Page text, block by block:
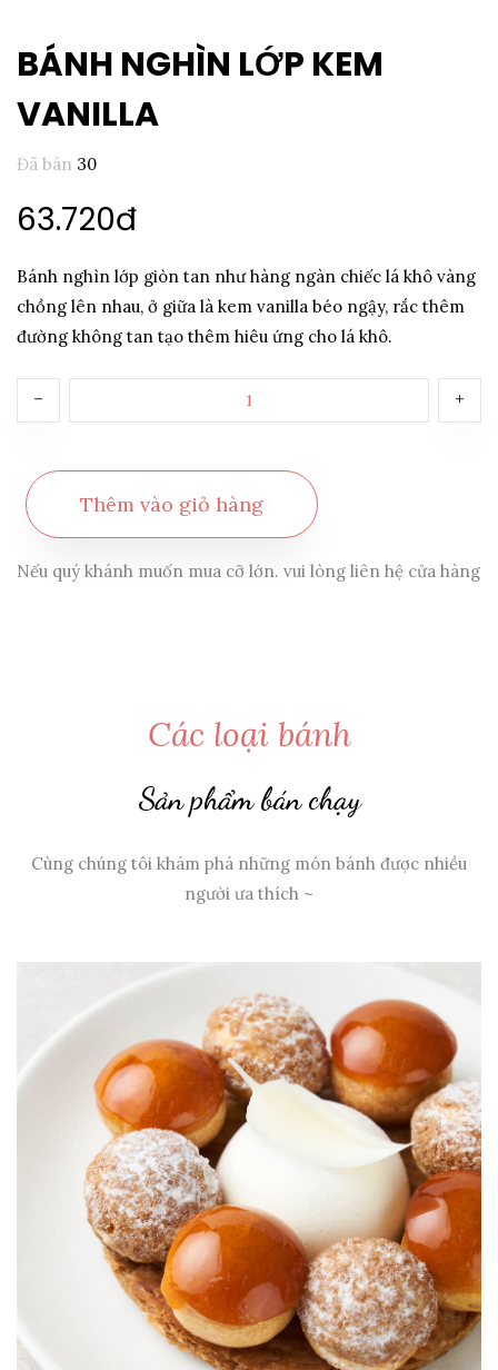
BÁNH NGHÌN LỚP KEM
VANILLA
Đã bán 30
63.720đ
Bánh nghìn lớp giòn tan như hàng ngàn chiếc lá khô vàng
chồng lên nhau, ở giữa là kem vanilla béo ngậy, rắc thêm
đường không tan tạo thêm hiêu ứng cho lá khô.
Thêm vào giỏ hàng
Nếu quý khánh muốn mua cỡ lớn. vui lòng liên hệ cửa hàng
Các loại bánh
Sản phẩm bán chạy
Cùng chúng tôi khám phá những món bánh được nhiều
người ưa thích ~